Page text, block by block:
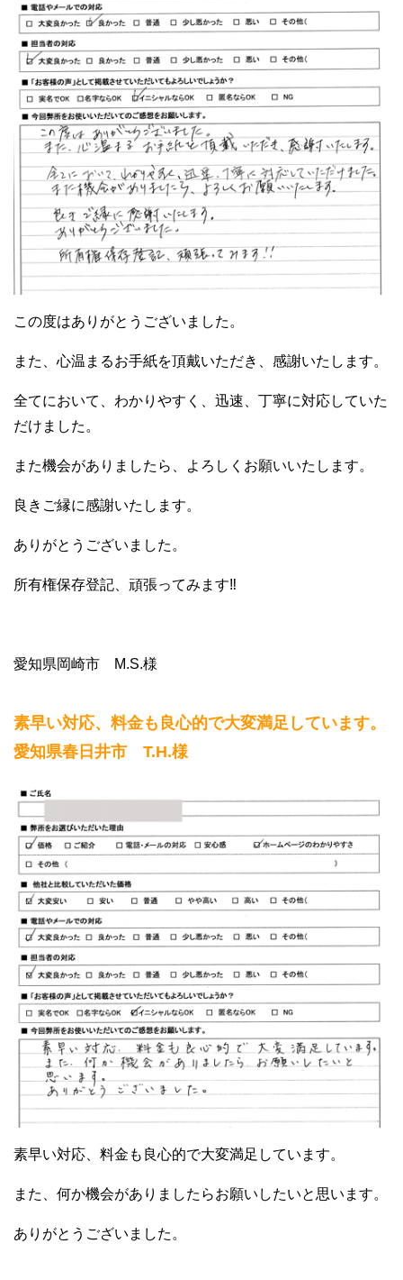
この度はありがとうございました。
また、心温まるお手紙を頂戴いただき、感謝いたします。
全てにおいて、わかりやすく、迅速、丁寧に対応していた
だけました。
また機会がありましたら、よろしくお願いいたします。
良きご縁に感謝いたします。
ありがとうございました。
所有権保存登記、頑張ってみます‼
愛知県岡崎市 M.S.様
素早い対応、料金も良心的で大変満足しています。
愛知県春日井市 T.H.様
素早い対応、料金も良心的で大変満足しています。
また、何か機会がありましたらお願いしたいと思います。
ありがとうございました。